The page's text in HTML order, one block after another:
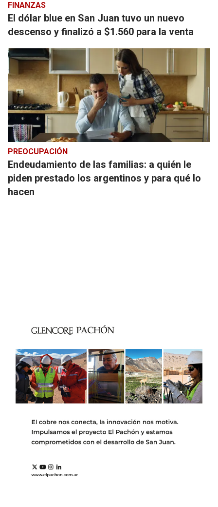
FINANZAS
El dólar blue en San Juan tuvo un nuevo
descenso y finalizó a $1.560 para la venta
PREOCUPACIÓN
Endeudamiento de las familias: a quién le
piden prestado los argentinos y para qué lo
hacen